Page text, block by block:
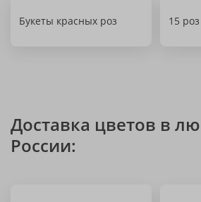
Букеты красных роз 15 роз
Доставка цветов в
России: